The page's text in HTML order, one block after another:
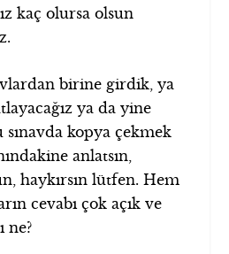
kaç olursa olsun
birine girdik, ya
ya da yine
sınavda kopya çekmek
anlatsın,
haykırsın lütfen. Hem
cevabı çok açık ve
ne?